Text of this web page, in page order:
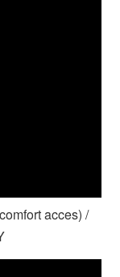
acces) /